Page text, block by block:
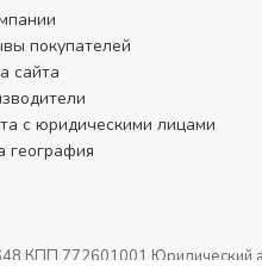
покупателей
сайта
с юридическими лицами
география
772601001 Юридический